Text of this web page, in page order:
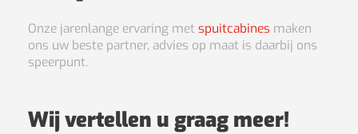
Onze jarenlange ervaring met spuitcabines maken
ons uw beste partner, advies op maat is daarbij ons
speerpunt.
Wij vertellen u graag meer!